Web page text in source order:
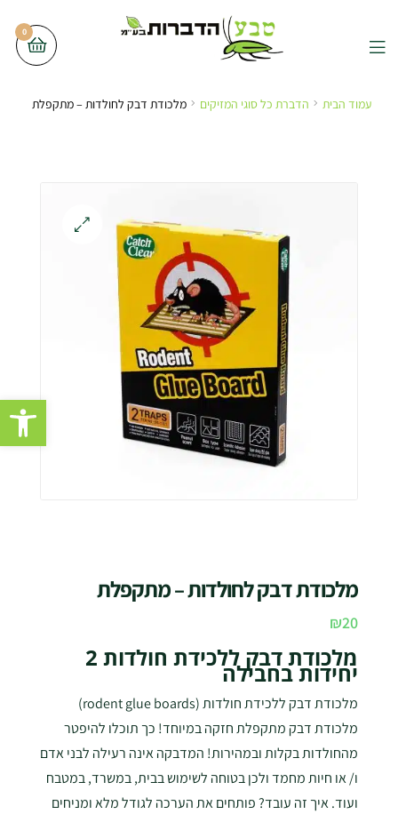
פתח סרגל נגישות
0
עמוד הבית הדברת כל סוגי המזיקים מלכודת דבק לחולדות – מתקפלת
מלכודת דבק לחולדות – מתקפלת
₪20
מלכודת דבק ללכידת חולדות 2
יחידות בחבילה
מלכודת דבק ללכידת חולדות (rodent glue boards)
מלכודת דבק מתקפלת חזקה במיוחד! כך תוכלו להיפטר
מהחולדות בקלות ובמהירות! המדבקה אינה רעילה לבני אדם
ו/ או חיות מחמד ולכן בטוחה לשימוש בבית, במשרד, במטבח
ועוד. איך זה עובד? פותחים את הערכה לגודל מלא ומניחים